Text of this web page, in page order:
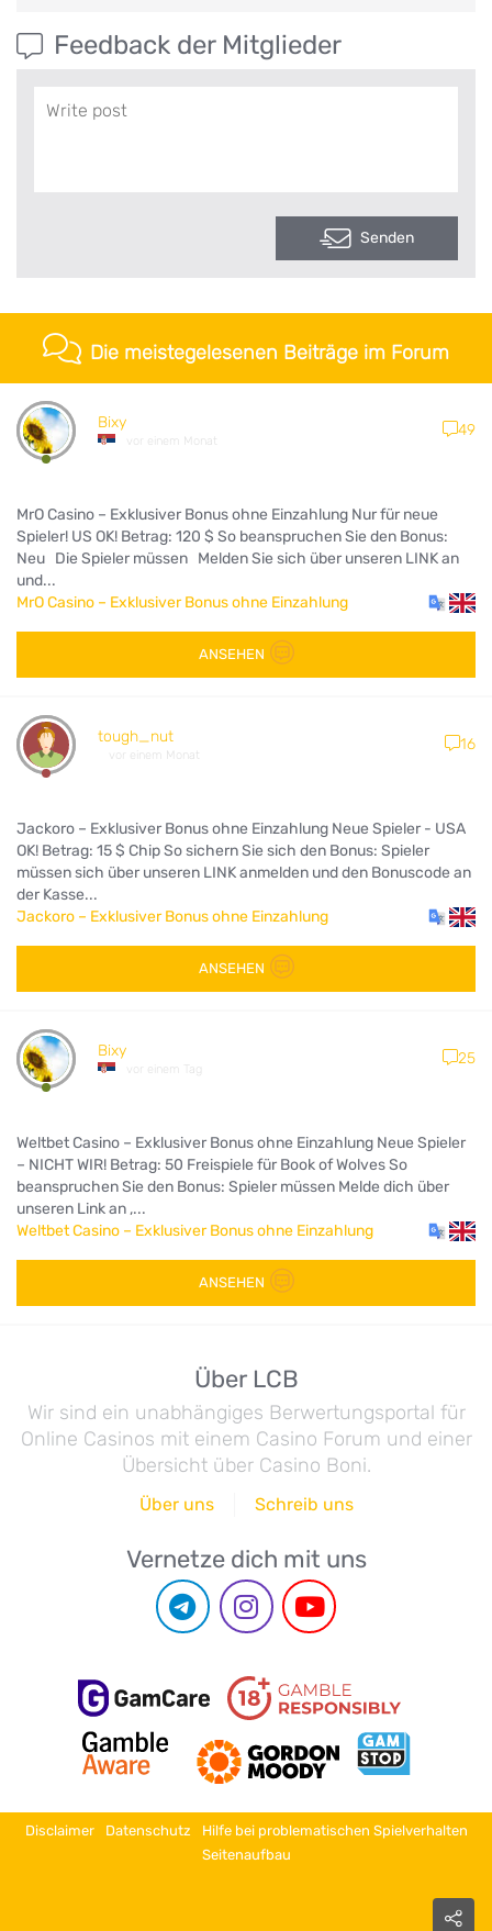
Feedback der Mitglieder
Senden
Die meistegelesenen Beiträge im Forum
Bixy
vor einem Monat
49
MrO Casino – Exklusiver Bonus ohne Einzahlung Nur für neue
Spieler! US OK! Betrag: 120 $ So beanspruchen Sie den Bonus:
Neu Die Spieler müssen Melden Sie sich über unseren LINK an
und...
MrO Casino – Exklusiver Bonus ohne Einzahlung
ANSEHEN
tough_nut
vor einem Monat
16
Jackoro – Exklusiver Bonus ohne Einzahlung Neue Spieler - USA
OK! Betrag: 15 $ Chip So sichern Sie sich den Bonus: Spieler
müssen sich über unseren LINK anmelden und den Bonuscode an
der Kasse...
Jackoro – Exklusiver Bonus ohne Einzahlung
ANSEHEN
Bixy
vor einem Tag
25
Weltbet Casino – Exklusiver Bonus ohne Einzahlung Neue Spieler
– NICHT WIR! Betrag: 50 Freispiele für Book of Wolves So
beanspruchen Sie den Bonus: Spieler müssen Melde dich über
unseren Link an ,...
Weltbet Casino – Exklusiver Bonus ohne Einzahlung
ANSEHEN
Über LCB
Wir sind ein unabhängiges Berwertungsportal für
Online Casinos mit einem Casino Forum und einer
Übersicht über Casino Boni.
Über uns Schreib uns
Vernetze dich mit uns
Disclaimer Datenschutz
Hilfe bei problematischen Spielverhalten
Seitenaufbau